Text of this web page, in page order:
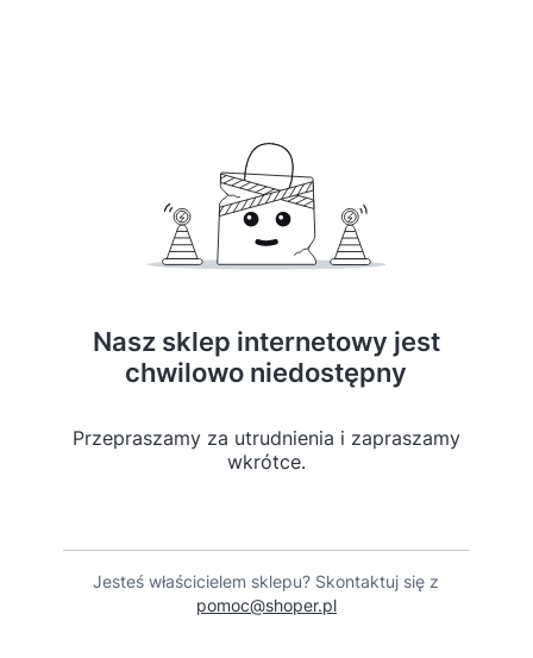
Nasz sklep internetowy jest
chwilowo niedostępny
Przepraszamy za utrudnienia i zapraszamy
wkrótce.
Jesteś właścicielem sklepu? Skontaktuj się z
pomoc@shoper.pl